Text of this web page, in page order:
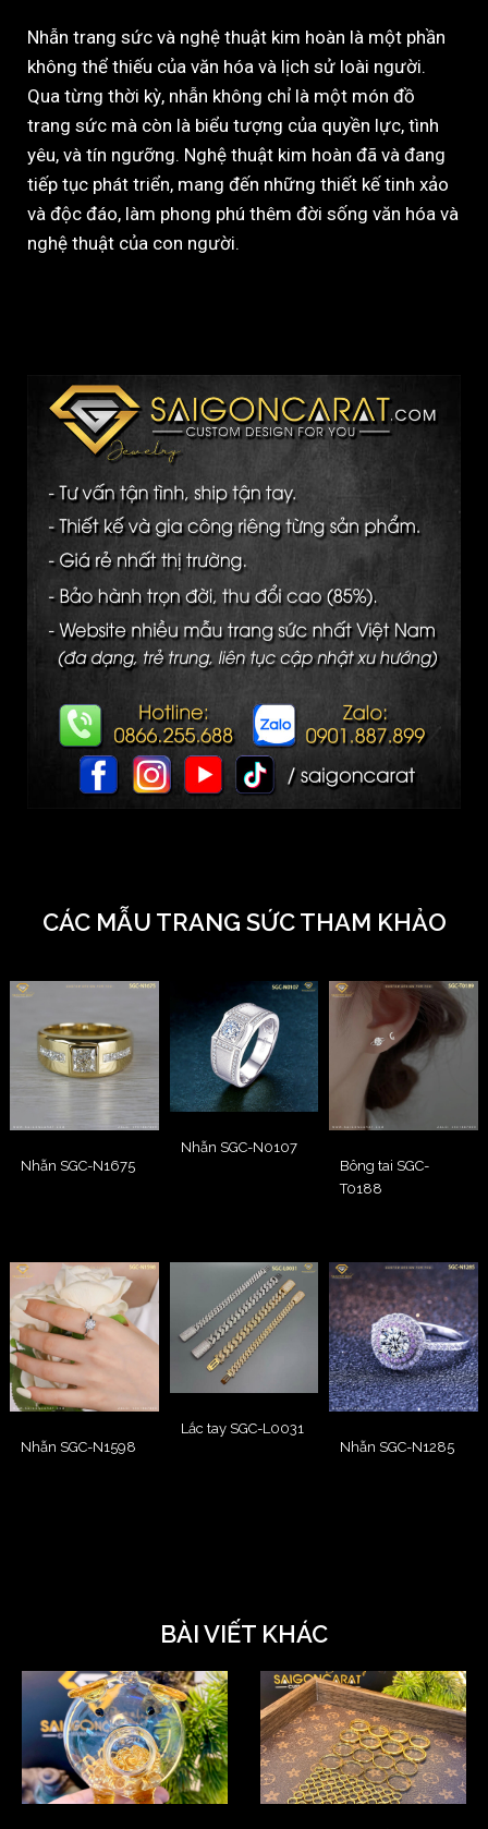
Nhẫn trang sức và nghệ thuật kim hoàn là một phần
không thể thiếu của văn hóa và lịch sử loài người.
Qua từng thời kỳ, nhẫn không chỉ là một món đồ
trang sức mà còn là biểu tượng của quyền lực, tình
yêu, và tín ngưỡng. Nghệ thuật kim hoàn đã và đang
tiếp tục phát triển, mang đến những thiết kế tinh xảo
và độc đáo, làm phong phú thêm đời sống văn hóa và
nghệ thuật của con người.
CÁC MẪU TRANG SỨC THAM KHẢO
Nhẫn SGC-N1675
Nhẫn SGC-N0107
Bông tai SGC-
T0188
Nhẫn SGC-N1598
Lắc tay SGC-L0031
Nhẫn SGC-N1285
BÀI VIẾT KHÁC